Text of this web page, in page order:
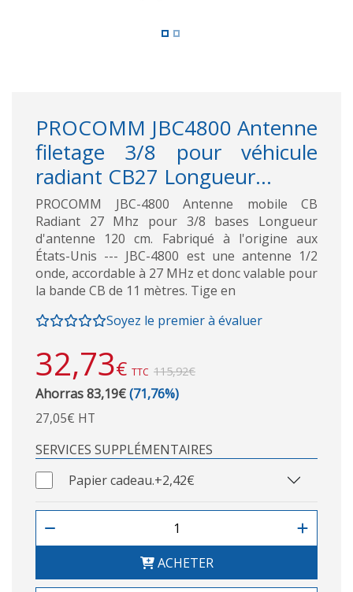
PROCOMM JBC4800 Antenne
filetage 3/8 pour véhicule
radiant CB27 Longueur...
PROCOMM JBC-4800 Antenne mobile CB
Radiant 27 Mhz pour 3/8 bases Longueur
d'antenne 120 cm. Fabriqué à l'origine aux
États-Unis --- JBC-4800 est une antenne 1/2
onde, accordable à 27 MHz et donc valable pour
la bande CB de 11 mètres. Tige en
Soyez le premier à évaluer
32,73€ TTC 115,92€
Ahorras 83,19€(71,76%)
27,05€ HT
SERVICES SUPPLÉMENTAIRES
Papier cadeau.+2,42€
ACHETER